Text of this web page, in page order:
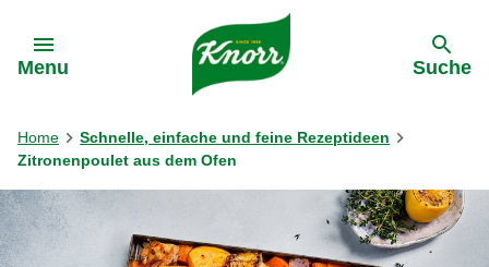
Menu Suche
Home
Schnelle, einfache und feine Rezeptideen
Zitronenpoulet aus dem Ofen